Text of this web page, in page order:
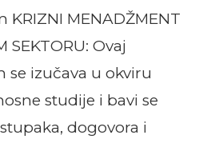
KRIZNI MENADŽMENT
SEKTORU: Ovaj
izučava u okviru
studije i bavi se
dogovora i